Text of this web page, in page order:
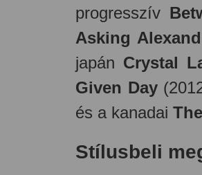
progresszív
Asking
japán Crystal
Given Day
és a kanadai
Stílusbeli